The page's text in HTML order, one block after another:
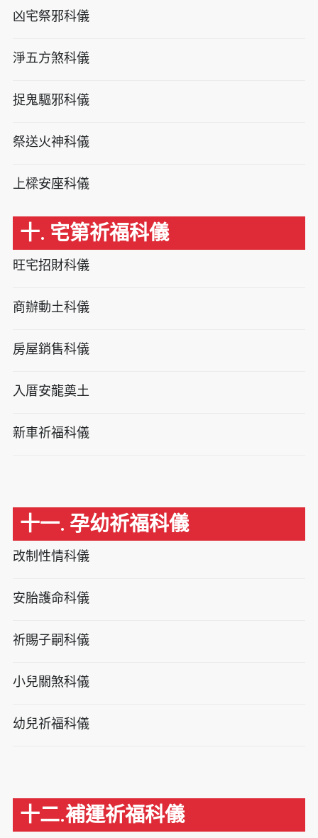
凶宅祭邪科儀
淨五方煞科儀
捉鬼驅邪科儀
祭送火神科儀
上樑安座科儀
十. 宅第祈福科儀
旺宅招財科儀
商辦動土科儀
房屋銷售科儀
入厝安龍奠土
新車祈福科儀
十一. 孕幼祈福科儀
改制性情科儀
安胎護命科儀
祈賜子嗣科儀
小兒關煞科儀
幼兒祈福科儀
十二.補運祈福科儀